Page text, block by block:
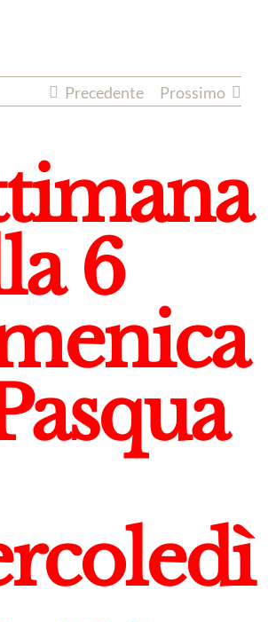
Precedente Prossimo
6